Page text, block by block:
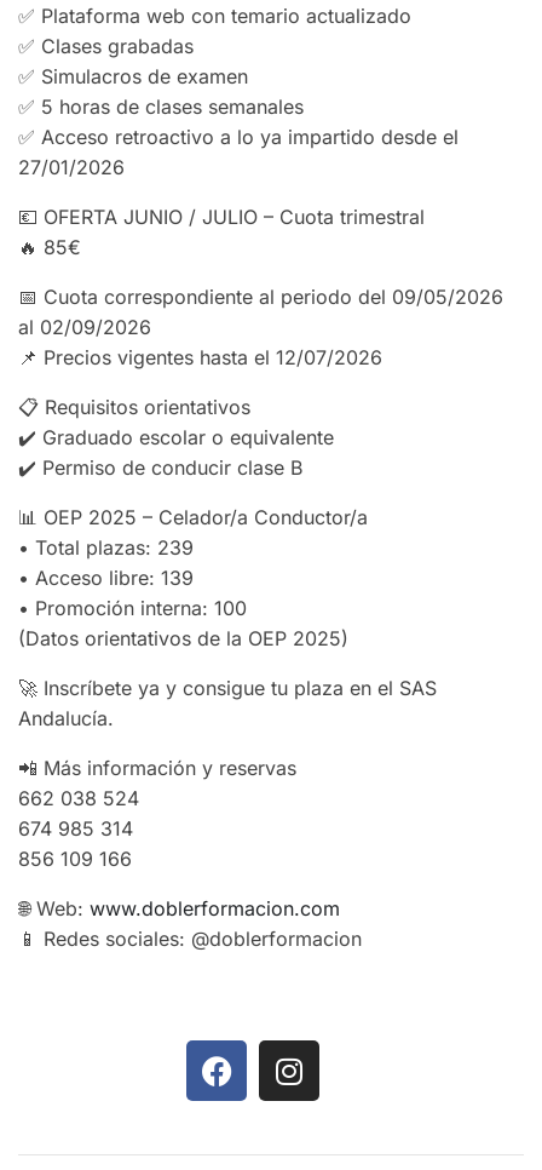
✅ Plataforma web con temario actualizado
✅ Clases grabadas
✅ Simulacros de examen
✅ 5 horas de clases semanales
✅ Acceso retroactivo a lo ya impartido desde el
27/01/2026
💶 OFERTA JUNIO / JULIO – Cuota trimestral
🔥 85€
📅 Cuota correspondiente al periodo del 09/05/2026
al 02/09/2026
📌 Precios vigentes hasta el 12/07/2026
📋 Requisitos orientativos
✔️ Graduado escolar o equivalente
✔️ Permiso de conducir clase B
📊 OEP 2025 – Celador/a Conductor/a
• Total plazas: 239
• Acceso libre: 139
• Promoción interna: 100
(Datos orientativos de la OEP 2025)
🚀 Inscríbete ya y consigue tu plaza en el SAS
Andalucía.
📲 Más información y reservas
662 038 524
674 985 314
856 109 166
🌐 Web: www.doblerformacion.com
📱 Redes sociales: @doblerformacion